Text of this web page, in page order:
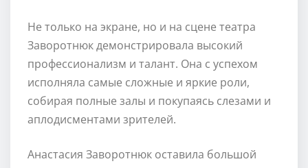
Не только на экране, но и на сцене театра
Заворотнюк демонстрировала высокий
профессионализм и талант. Она с успехом
исполняла самые сложные и яркие роли,
собирая полные залы и покупаясь слезами и
аплодисментами зрителей.
Анастасия Заворотнюк оставила большой